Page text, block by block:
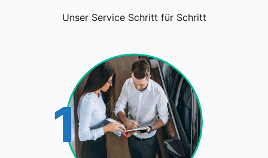
Unser Service Schritt für Schritt
1